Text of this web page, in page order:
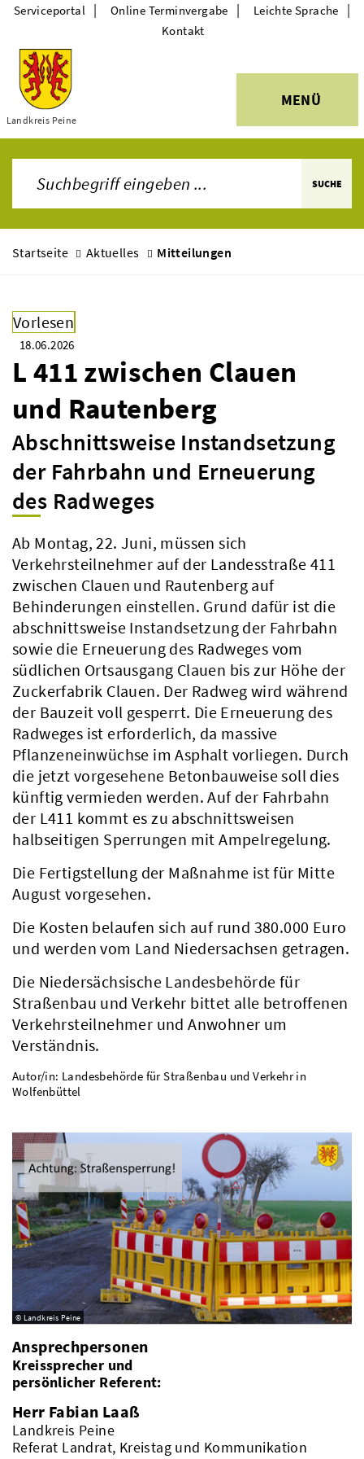
Themen
Landkreis Peine
MENÜ
Serviceportal | Online Terminvergabe | Leichte Sprache |
Kontakt
SUCHE
Startseite Aktuelles Mitteilungen
Vorlesen
18.06.2026
L 411 zwischen Clauen
und Rautenberg
Abschnittsweise Instandsetzung
der Fahrbahn und Erneuerung
des Radweges
Ab Montag, 22. Juni, müssen sich
Verkehrsteilnehmer auf der Landesstraße 411
zwischen Clauen und Rautenberg auf
Behinderungen einstellen. Grund dafür ist die
abschnittsweise Instandsetzung der Fahrbahn
sowie die Erneuerung des Radweges vom
südlichen Ortsausgang Clauen bis zur Höhe der
Zuckerfabrik Clauen. Der Radweg wird während
der Bauzeit voll gesperrt. Die Erneuerung des
Radweges ist erforderlich, da massive
Pflanzeneinwüchse im Asphalt vorliegen. Durch
die jetzt vorgesehene Betonbauweise soll dies
künftig vermieden werden. Auf der Fahrbahn
der L411 kommt es zu abschnittsweisen
halbseitigen Sperrungen mit Ampelregelung.
Die Fertigstellung der Maßnahme ist für Mitte
August vorgesehen.
Die Kosten belaufen sich auf rund 380.000 Euro
und werden vom Land Niedersachsen getragen.
Die Niedersächsische Landesbehörde für
Straßenbau und Verkehr bittet alle betroffenen
Verkehrsteilnehmer und Anwohner um
Verständnis.
Autor/in: Landesbehörde für Straßenbau und Verkehr in
Wolfenbüttel
© Landkreis Peine
Ansprechpersonen
Kreissprecher und
persönlicher Referent:
Herr Fabian Laaß
Landkreis Peine
Referat Landrat, Kreistag und Kommunikation